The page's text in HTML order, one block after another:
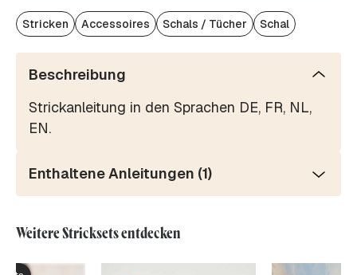
Stricken Accessoires Schals / Tücher Schal
Beschreibung
Strickanleitung in den Sprachen DE, FR, NL,
EN.
Enthaltene Anleitungen (1)
Weitere Stricksets entdecken